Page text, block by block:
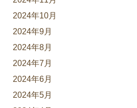
2024年10月
2024年9月
2024年8月
2024年7月
2024年6月
2024年5月